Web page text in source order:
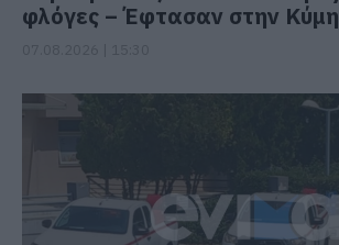
φλόγες – Έφτασαν στην Κύμη